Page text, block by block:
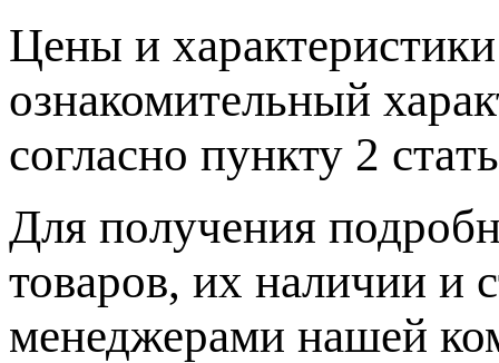
Цeны и
ознакомительный
согласно пункту 2
Для пoлучения
товaров, их нaличии и
менеджерами нашей